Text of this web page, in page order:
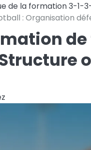
de la formation 3-1-
: Organisation